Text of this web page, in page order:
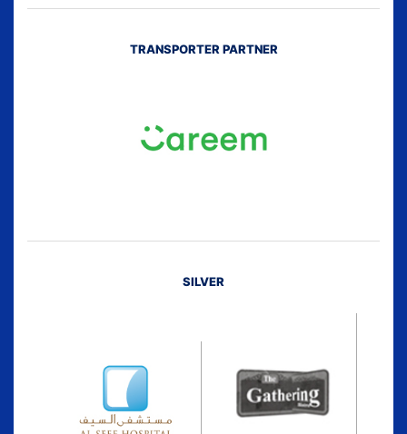
TRANSPORTER PARTNER
SILVER